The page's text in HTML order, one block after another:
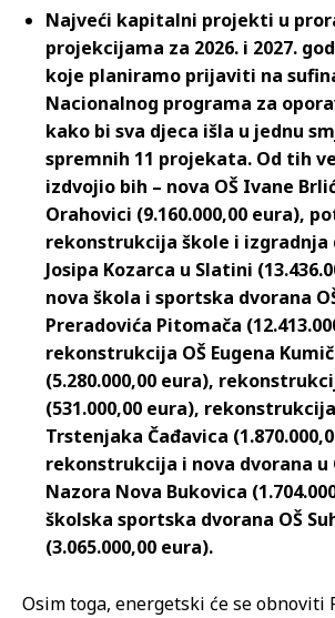
Najveći kapitalni projekti u
projekcijama za 2026. i 2027.
koje planiramo prijaviti na
Nacionalnog programa za
kako bi sva djeca išla u jednu
spremnih 11 projekata. Od tih
izdvojio bih – nova OŠ Ivane
Orahovici (9.160.000,00 eura),
rekonstrukcija škole i izgradnja
Josipa Kozarca u Slatini
nova škola i sportska dvorana
Preradovića Pitomača
rekonstrukcija OŠ Eugena
(5.280.000,00 eura),
(531.000,00 eura),
Trstenjaka Čađavica
rekonstrukcija i nova dvorana u
Nazora Nova Bukovica
školska sportska dvorana OŠ
(3.065.000,00 eura).
Osim toga, energetski će se obnoviti